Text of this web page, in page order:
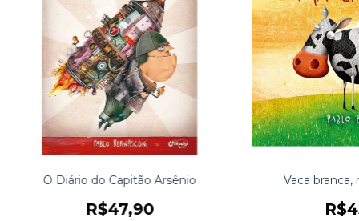
O Diário do Capitão Arsênio
R$47,90
Vaca